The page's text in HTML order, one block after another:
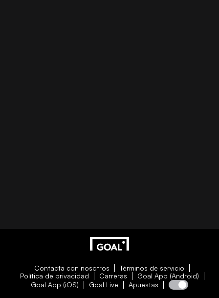
Contacta con nosotros
Términos de servicio
Política de privacidad
Carreras
Goal App (Android)
Goal App (iOS)
Goal Live Apuestas